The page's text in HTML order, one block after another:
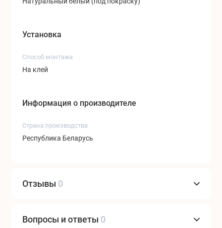
Установка
Способ монтажа
На клей
Информация о производителе
Страна производства
Республика Беларусь
Отзывы 0
Вопросы и ответы 0